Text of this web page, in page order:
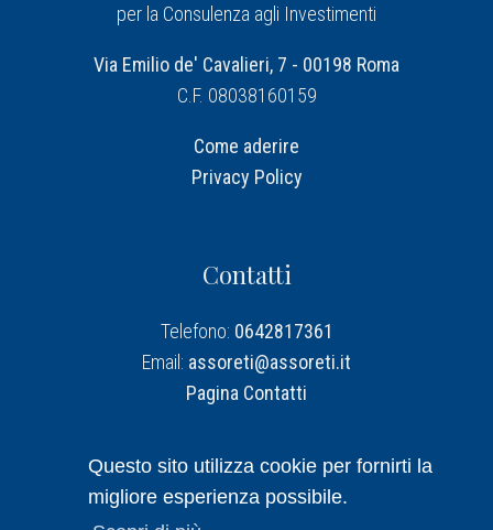
Questo sito utilizza cookie per fornirti la
migliore esperienza possibile.
per la Consulenza agli Investimenti
Via Emilio de' Cavalieri, 7 - 00198 Roma
C.F. 08038160159
Come aderire
Privacy Policy
Contatti
Telefono: 0642817361
Email: assoreti@assoreti.it
Pagina Contatti